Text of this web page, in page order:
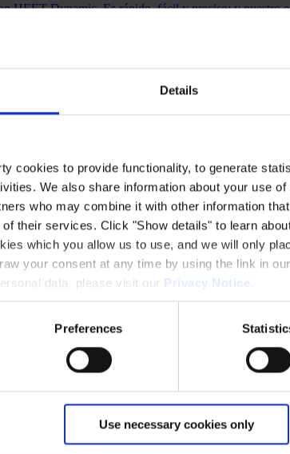
Details
cookies to provide functionality, to generate
We also share information about your use
who may combine it with other information
their services. Click "Show details" to learn
which you allow us to use, and we will only
your consent at any time by using the link in our
data, please visit our Privacy Notice
Preferences
Use necessary cookies only
HEET Dynamic. Es rápido, fácil y preciso; y nuestro
para garantizar un rendimiento fiable y
controles anuales para garantizar que cumplen con
y empleamos un moderno control de calidad de línea
de imprimaciones y capas de acabado para que
pasiva contra el fuego intumescente depende